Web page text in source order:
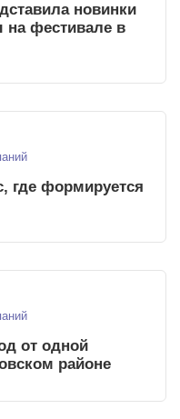
новинки
на фестивале в
где формируется
от одной
районе